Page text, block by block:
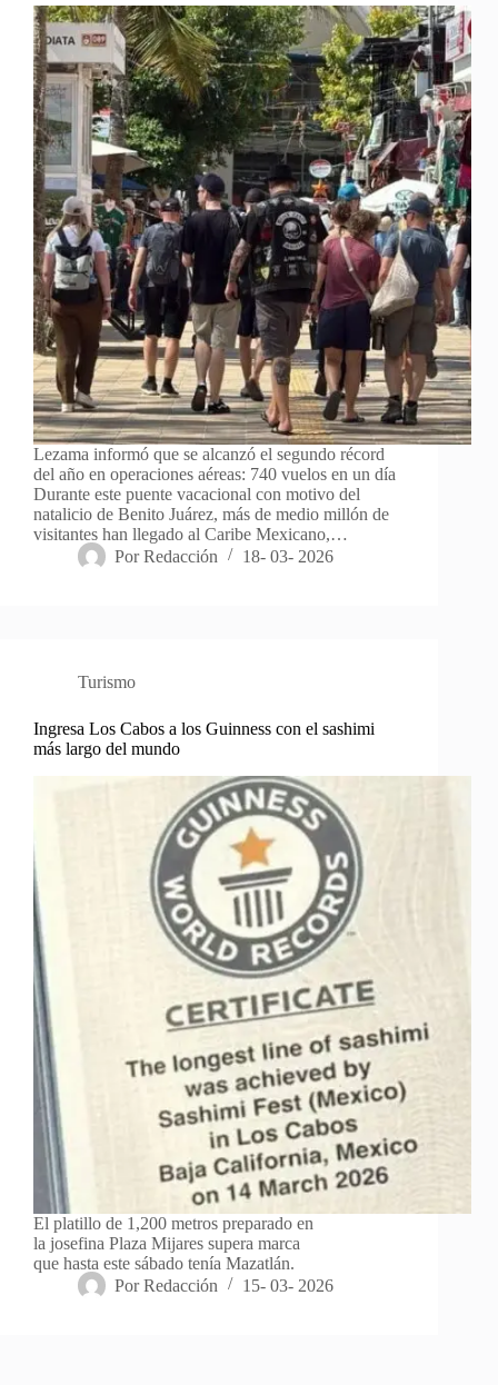
Lezama informó que se alcanzó el segundo récord
del año en operaciones aéreas: 740 vuelos en un día
Durante este puente vacacional con motivo del
natalicio de Benito Juárez, más de medio millón de
visitantes han llegado al Caribe Mexicano,…
Por Redacción 18- 03- 2026
Turismo
Ingresa Los Cabos a los Guinness con el sashimi
más largo del mundo
El platillo de 1,200 metros preparado en
la josefina Plaza Mijares supera marca
que hasta este sábado tenía Mazatlán.
Por Redacción 15- 03- 2026